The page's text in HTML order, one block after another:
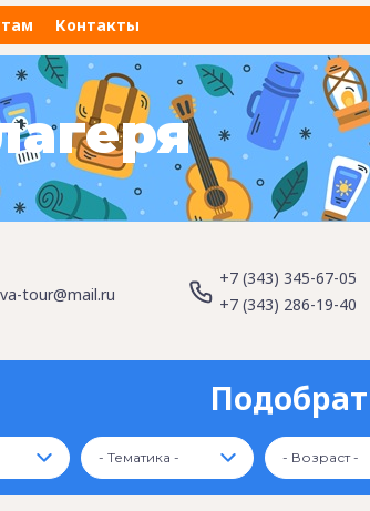
Контакты
tour@mail.ru
+7 (343) 345-67-05
+7 (343) 286-19-40
- Тематика - - Возраст -